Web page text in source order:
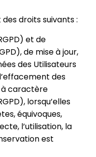
droits suivants :
et de
de mise à jour,
des Utilisateurs
des
à caractère
lorsqu’elles
équivoques,
l’utilisation, la
est